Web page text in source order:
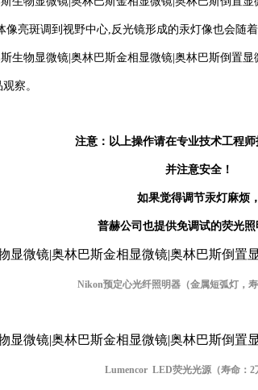
亮斑调到视野中心,反光镜形成的汞灯像也会随着
察。
注意：以上操作请在专业技术工程师
并注意安全！
如果觉得调节汞灯麻烦，
普赫公司也提供免调试的荧光照
Nikon预定心光纤照明器（金属短弧灯，
Lumencor LED荧光光源（寿命：2